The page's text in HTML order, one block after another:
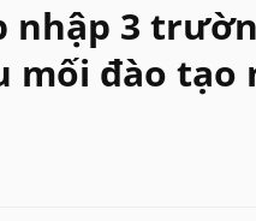
nhập 3
đào tạo